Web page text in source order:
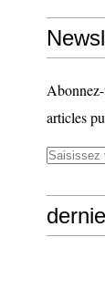
articles